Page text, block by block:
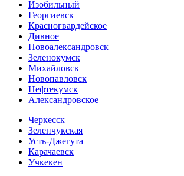
Изобильный
Георгиевск
Красногвардейское
Дивное
Новоалександровск
Зеленокумск
Михайловск
Новопавловск
Нефтекумск
Александровское
Черкесск
Зеленчукская
Усть-Джегута
Карачаевск
Учкекен